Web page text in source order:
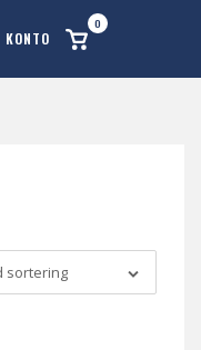
KONTO
Se 0
sortering